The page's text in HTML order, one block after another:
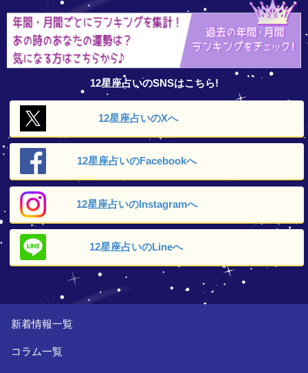
12星座占いのSNSはこちら!
12星座占いのXへ
12星座占いのFacebookへ
12星座占いのInstagramへ
12星座占いのLineへ
新着情報一覧
コラム一覧